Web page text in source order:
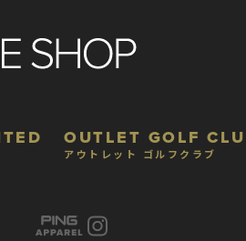
OUTLET GOLF
アウトレット ゴルフクラブ